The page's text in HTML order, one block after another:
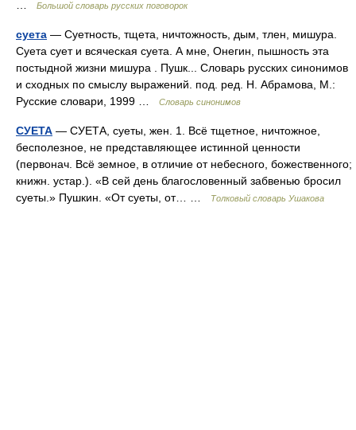
Большой словарь русских поговорок
суета — Суетность, тщета, ничтожность, дым, тлен, мишура.
Суета сует и всяческая суета. А мне, Онегин, пышность эта
постыдной жизни мишура . Пушк... Словарь русских синонимов
и сходных по смыслу выражений. под. ред. Н. Абрамова, М.:
Русские словари, 1999 …
Словарь синонимов
СУЕТА — СУЕТА, суеты, жен. 1. Всё тщетное, ничтожное,
бесполезное, не представляющее истинной ценности
(первонач. Всё земное, в отличие от небесного, божественного;
книжн. устар.). «В сей день благословенный забвенью бросил
суеты.» Пушкин. «От суеты, от… …
Толковый словарь Ушакова